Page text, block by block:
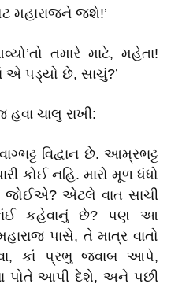
મહારાજને જશે!’
તમારે માટે, મહેતા!
એ પડ્યો છે, સાચું?’
ચાલુ રાખી:
વિદ્વાન છે. આમ્રભટ્ટ
કોઈ નહિ. મારો મૂળ ધંધો
જોઈએ? એટલે વાત સાચી
કહેવાનું છે? પણ આ
પાસે, તે માત્ર વાતો
કાં પ્રભુ જવાબ આપે,
પોતે આપી દેશે, અને પછી